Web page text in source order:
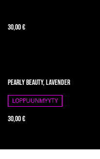
30,00 €
Pearly Beauty, lavender
LOPPUUNMYYTY
30,00 €